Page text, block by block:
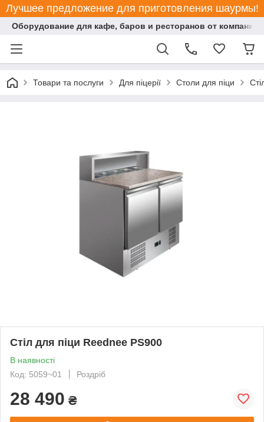
Лучшее предложение для приготовления шаурмы!
Оборудование для кафе, баров и ресторанов от компании
Товари та послуги Для піцерії Столи для піци
Стіл для піци Reednee PS900
В наявності
Код: 5059~01
Роздріб
28 490 ₴